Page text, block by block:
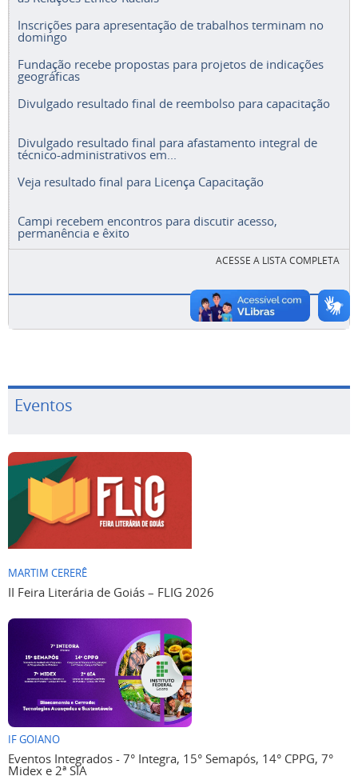
Inscrições para apresentação de trabalhos terminam no
domingo
Fundação recebe propostas para projetos de indicações
geográficas
Divulgado resultado final de reembolso para capacitação
Divulgado resultado final para afastamento integral de
técnico-administrativos em...
Veja resultado final para Licença Capacitação
Campi recebem encontros para discutir acesso,
permanência e êxito
ACESSE A LISTA COMPLETA
Eventos
MARTIM CERERÊ
II Feira Literária de Goiás – FLIG 2026
IF GOIANO
Eventos Integrados - 7° Integra, 15° Semapós, 14° CPPG, 7°
Midex e 2ª SIA